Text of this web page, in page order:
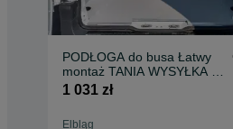
PODŁOGA do busa Łatwy
montaż TANIA WYSYŁKA -
Zabudowa Busa VITO L3 !!
1 031 zł
Elbląg